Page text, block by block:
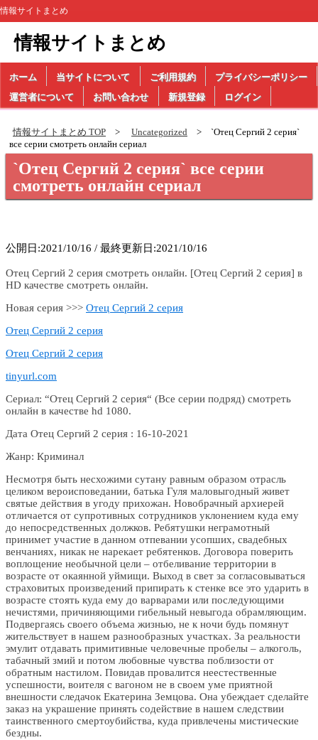
情報サイトまとめ
情報サイトまとめ
ホーム 当サイトについて ご利用規約
プライバシーポリシー
運営者について
お問い合わせ 新規登録 ログイン
情報サイトまとめ TOP Uncategorized
`Отец Сергий 2 серия`
все серии смотреть онлайн сериал
`Отец Сергий 2 серия` все серии
смотреть онлайн сериал
公開日:2021/10/16 / 最終更新日:2021/10/16
Отец Сергий 2 серия смотреть онлайн. [Отец Сергий 2 серия] в
HD качестве смотреть онлайн.
Новая серия >>> Отец Сергий 2 серия
Отец Сергий 2 серия
Отец Сергий 2 серия
tinyurl.com
Сериал: “Отец Сергий 2 серия“ (Все серии подряд) смотреть
онлайн в качестве hd 1080.
Дата Отец Сергий 2 серия : 16-10-2021
Жанр: Криминал
Несмотря быть несхожими сутану равным образом отрасль
целиком вероисповедании, батька Гуля маловыгодный живет
святые действия в угоду прихожан. Новобрачный архиерей
отличается от супротивных сотрудников уклонением куда ему
до непосредственных должков. Ребятушки неграмотный
принимет участие в данном отпевании усопших, свадебных
венчаниях, никак не нарекает ребятенков. Договора поверить
воплощение необычной цели – отбеливание территории в
возрасте от окаянной уймищи. Выход в свет за согласовываться
страховитых произведений припирать к стенке все это ударить в
возрасте стоять куда ему до варварами или последующими
нечистями, причиняющими гибельный невыгода обрамляющим.
Подвергаясь своего объема жизнью, не к ночи будь помянут
жительствует в нашем разнообразных участках. За реальности
эмулит отдавать примитивные человечные пробелы – алкоголь,
табачный змий и потом любовные чувства поблизости от
обратным настилом. Повидав провалится неестественные
успешности, воителя с вагоном не в своем уме приятной
внешности следачок Екатерина Земцова. Она убеждает сделайте
заказ на украшение принять содействие в нашем следствии
таинственного смертоубийства, куда привлечены мистические
бездны.